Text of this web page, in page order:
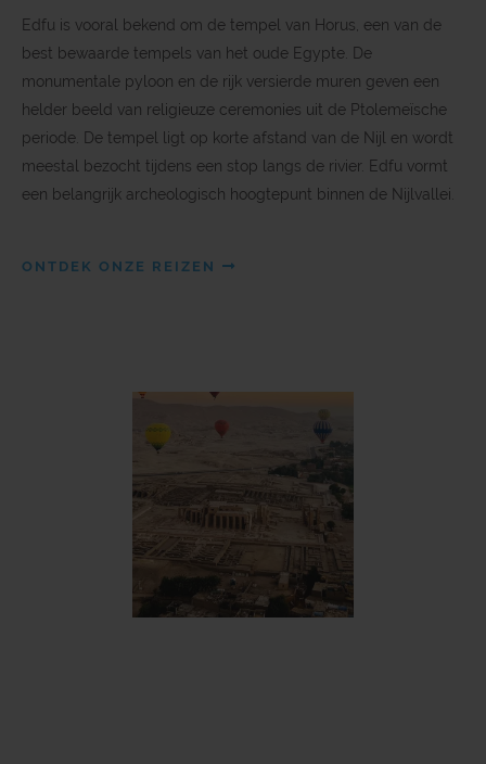
Edfu is vooral bekend om de tempel van Horus, een van de
best bewaarde tempels van het oude Egypte. De
monumentale pyloon en de rijk versierde muren geven een
helder beeld van religieuze ceremonies uit de Ptolemeïsche
periode. De tempel ligt op korte afstand van de Nijl en wordt
meestal bezocht tijdens een stop langs de rivier. Edfu vormt
een belangrijk archeologisch hoogtepunt binnen de Nijlvallei.
ONTDEK ONZE REIZEN